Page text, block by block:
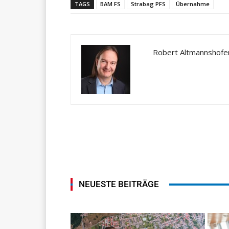
TAGS BAM FS Strabag PFS Übernahme
Robert
NEUESTE BEITRÄGE